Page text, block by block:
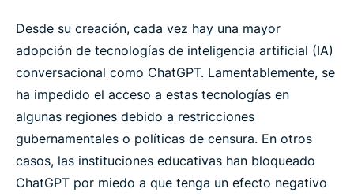
Desde su creación, cada vez hay una mayor
adopción de tecnologías de inteligencia artificial (IA)
conversacional como ChatGPT. Lamentablemente, se
ha impedido el acceso a estas tecnologías en
algunas regiones debido a restricciones
gubernamentales o políticas de censura. En otros
casos, las instituciones educativas han bloqueado
ChatGPT por miedo a que tenga un efecto negativo